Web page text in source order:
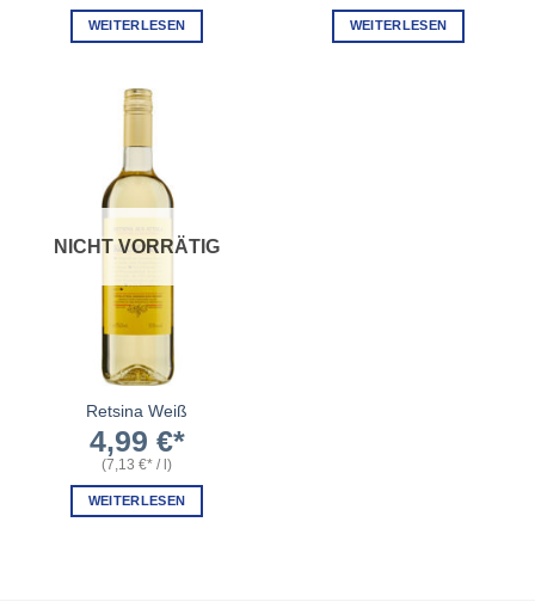
WEITERLESEN WEITERLESEN
NICHT VORRÄTIG
Retsina Weiß
4,99 €
(7,13 € /l)
WEITERLESEN